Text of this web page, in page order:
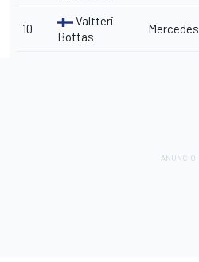
10
Valtteri
Bottas
Mercedes